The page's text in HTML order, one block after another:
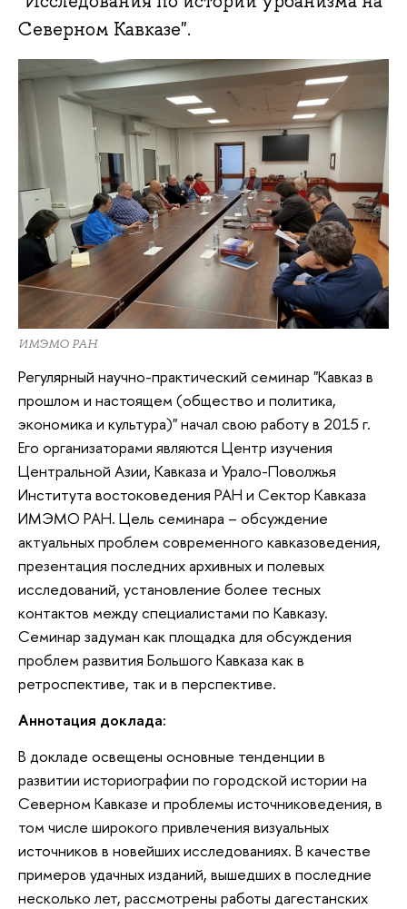
Северном Кавказе".
ИМЭМО РАН
Регулярный научно-практический семинар "Кавказ в
прошлом и настоящем (общество и политика,
экономика и культура)" начал свою работу в 2015 г.
Его организаторами являются Центр изучения
Центральной Азии, Кавказа и Урало-Поволжья
Института востоковедения РАН и Сектор Кавказа
ИМЭМО РАН. Цель семинара – обсуждение
актуальных проблем современного кавказоведения,
презентация последних архивных и полевых
исследований, установление более тесных
контактов между специалистами по Кавказу.
Семинар задуман как площадка для обсуждения
проблем развития Большого Кавказа как в
ретроспективе, так и в перспективе.
Аннотация доклада:
В докладе освещены основные тенденции в
развитии историографии по городской истории на
Северном Кавказе и проблемы источниковедения, в
том числе широкого привлечения визуальных
источников в новейших исследованиях. В качестве
примеров удачных изданий, вышедших в последние
несколько лет, рассмотрены работы дагестанских